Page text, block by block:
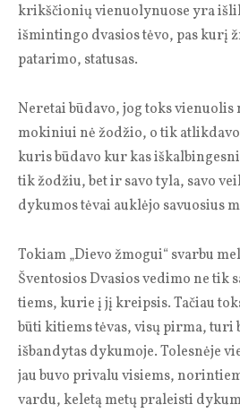
krikščionių vienuolynuose yra
išmintingo dvasios tėvo, pas kurį
patarimo, statusas.
Neretai būdavo, jog toks vienuolis
mokiniui nė žodžio, o tik
kuris būdavo kur kas
tik žodžiu, bet ir savo tyla, savo
dykumos tėvai auklėjo savuosius
Tokiam „Dievo žmogui“ svarbu
Šventosios Dvasios vedimo ne tik
tiems, kurie į jį kreipsis. Tačiau
būti kitiems tėvas, visų pirma, turi
išbandytas dykumoje. Tolesnėje
jau buvo privalu visiems,
vardu, keletą metų praleisti